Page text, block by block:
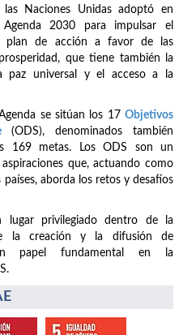
las Naciones Unidas adoptó en
2030 para impulsar el
plan de acción a favor de las
que tiene también la
paz universal y el acceso a la
se sitúan los 17 Objetivos
(ODS), denominados también
169 metas. Los ODS son un
que, actuando como
aborda los retos y desafíos
lugar privilegiado dentro de la
la creación y la difusión de
papel fundamental en la